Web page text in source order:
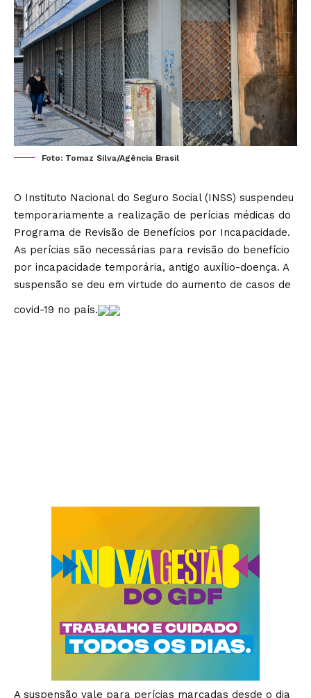
Foto: Tomaz Silva/Agência Brasil
O Instituto Nacional do Seguro Social (INSS) suspendeu
temporariamente a realização de perícias médicas do
Programa de Revisão de Benefícios por Incapacidade.
As perícias são necessárias para revisão do benefício
por incapacidade temporária, antigo auxílio-doença. A
suspensão se deu em virtude do aumento de casos de
covid-19 no país.
A suspensão vale para perícias marcadas desde o dia